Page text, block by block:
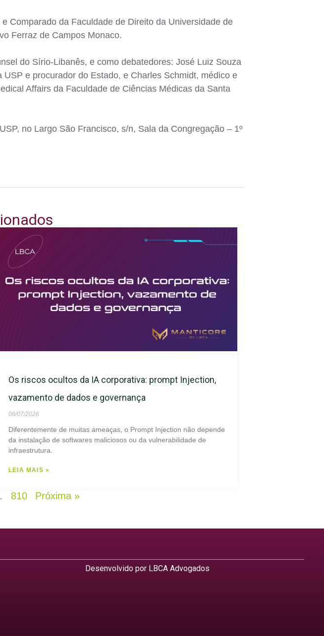
Comparado da Faculdade de Direito da Universidade de
Ferraz de Campos Monaco.
do Sírio-Libanês, e como debatedores: José Luiz Souza
e procurador do Estado, e Charles Schmidt, médico e
Affairs da Faculdade de Ciências Médicas da Santa
no Largo São Francisco, s/n, Sala da Congregação – 1º
Os riscos ocultos da IA corporativa: prompt Injection,
vazamento de dados e governança
06/07/2026
Diferentemente de muitas ameaças, o Prompt Injection não depende
da instalação de softwares maliciosos ou da vulnerabilidade de
infraestrutura.
LEIA MAIS »
810 Próxima »
Desenvolvido por LBCA Advogados